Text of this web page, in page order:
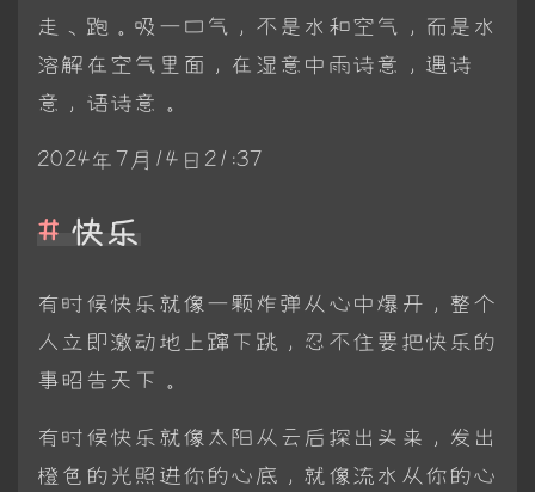
走、跑。吸一口气，不是水和空气，而是水
溶解在空气里面，在湿意中雨诗意，遇诗
意，语诗意。
2024年7月14日21:37
快乐
有时候快乐就像一颗炸弹从心中爆开，整个
人立即激动地上蹿下跳，忍不住要把快乐的
事昭告天下。
有时候快乐就像太阳从云后探出头来，发出
橙色的光照进你的心底，就像流水从你的心